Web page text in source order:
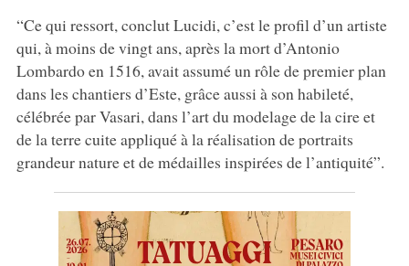
“Ce qui ressort, conclut Lucidi, c’est le profil d’un artiste
qui, à moins de vingt ans, après la mort d’Antonio
Lombardo en 1516, avait assumé un rôle de premier plan
dans les chantiers d’Este, grâce aussi à son habileté,
célébrée par Vasari, dans l’art du modelage de la cire et
de la terre cuite appliqué à la réalisation de portraits
grandeur nature et de médailles inspirées de l’antiquité”.